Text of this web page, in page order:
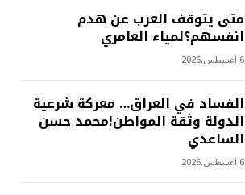
متى يتوقف العرب عن هدم
انفسهم؟لمياء العامري
6 أغسطس,2026
الفساد في العراق… معركة شرعية
الدولة وثقة المواطن!محمد حسن
الساعدي
6 أغسطس,2026